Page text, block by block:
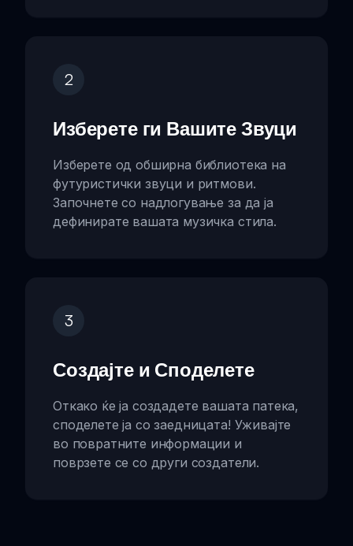
2
Изберете ги Вашите Звуци
Изберете од обширна библиотека на
футуристички звуци и ритмови.
Започнете со надлогување за да ја
дефинирате вашата музичка стила.
3
Создајте и Споделете
Откако ќе ја создадете вашата патека,
споделете ја со заедницата! Уживајте
во повратните информации и
поврзете се со други создатели.